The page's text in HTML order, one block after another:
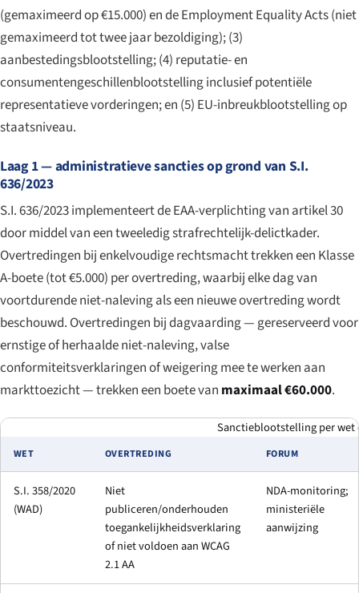
(gemaximeerd op €15.000) en de Employment Equality Acts (niet
gemaximeerd tot twee jaar bezoldiging); (3)
aanbestedingsblootstelling; (4) reputatie- en
consumentengeschillenblootstelling inclusief potentiële
representatieve vorderingen; en (5) EU-inbreukblootstelling op
staatsniveau.
Laag 1 — administratieve sancties op grond van S.I.
636/2023
S.I. 636/2023 implementeert de EAA-verplichting van artikel 30
door middel van een tweeledig strafrechtelijk-delictkader.
Overtredingen bij enkelvoudige rechtsmacht trekken een Klasse
A-boete (tot €5.000) per overtreding, waarbij elke dag van
voortdurende niet-naleving als een nieuwe overtreding wordt
beschouwd. Overtredingen bij dagvaarding — gereserveerd voor
ernstige of herhaalde niet-naleving, valse
conformiteitsverklaringen of weigering mee te werken aan
markttoezicht — trekken een boete van maximaal €60.000.
Sanctieblootstelling per wet
WET OVERTREDING FORUM
S.I. 358/2020
(WAD)
Niet
publiceren/onderhouden
toegankelijkheidsverklaring
of niet voldoen aan WCAG
2.1 AA
NDA-monitoring;
ministeriële
aanwijzing